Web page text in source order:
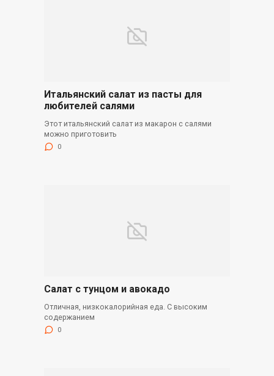
Итальянский салат из пасты для
любителей салями
Этот итальянский салат из макарон с салями
можно приготовить
0
Салат с тунцом и авокадо
Отличная, низкокалорийная еда. С высоким
содержанием
0